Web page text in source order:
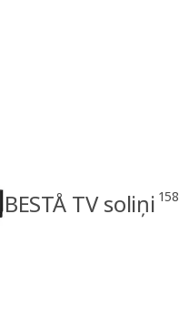
BESTÅ TV soliņi 158